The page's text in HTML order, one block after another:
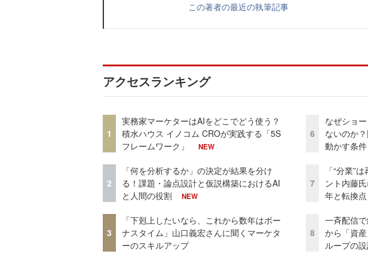
この著者の最近の執筆記事
アクセスランキング
1
実務家マーケターはAIをどこでどう使う？
積水ハウス イノコム CROが実践する「5S
フレームワーク」
NEW
2
「何を分析するか」の決定が結果を分け
る！課題・論点設計と仮説構築におけるAI
と人間の役割
NEW
3
「下剋上したいなら、これから数年はボー
ナスタイム」山口義宏さんに聞くマーケタ
ーのスキルアップ
6
なぜショ
ないのか
動かす条件
7
「“分業”
ント内藤
年と転換点
8
一斉配信
から「資
ループの